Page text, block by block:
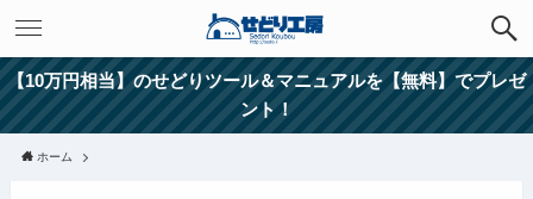
【10万円相当】のせどりツール＆マニュアルを【無料】でプレゼ
ント！
ホーム